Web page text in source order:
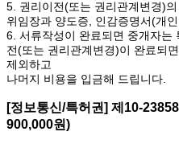
5. 권리이전(또는 권리관계변경)
위임장과 양도증, 인감증명서(개
6. 서류작성이 완료되면 중개자는
전(또는 권리관계변경)이 완료되
제외하고
나머지 비용을 입금해 드립니다.
[정보통신/특허권] 제10-
900,000원)